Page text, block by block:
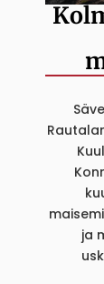
ja